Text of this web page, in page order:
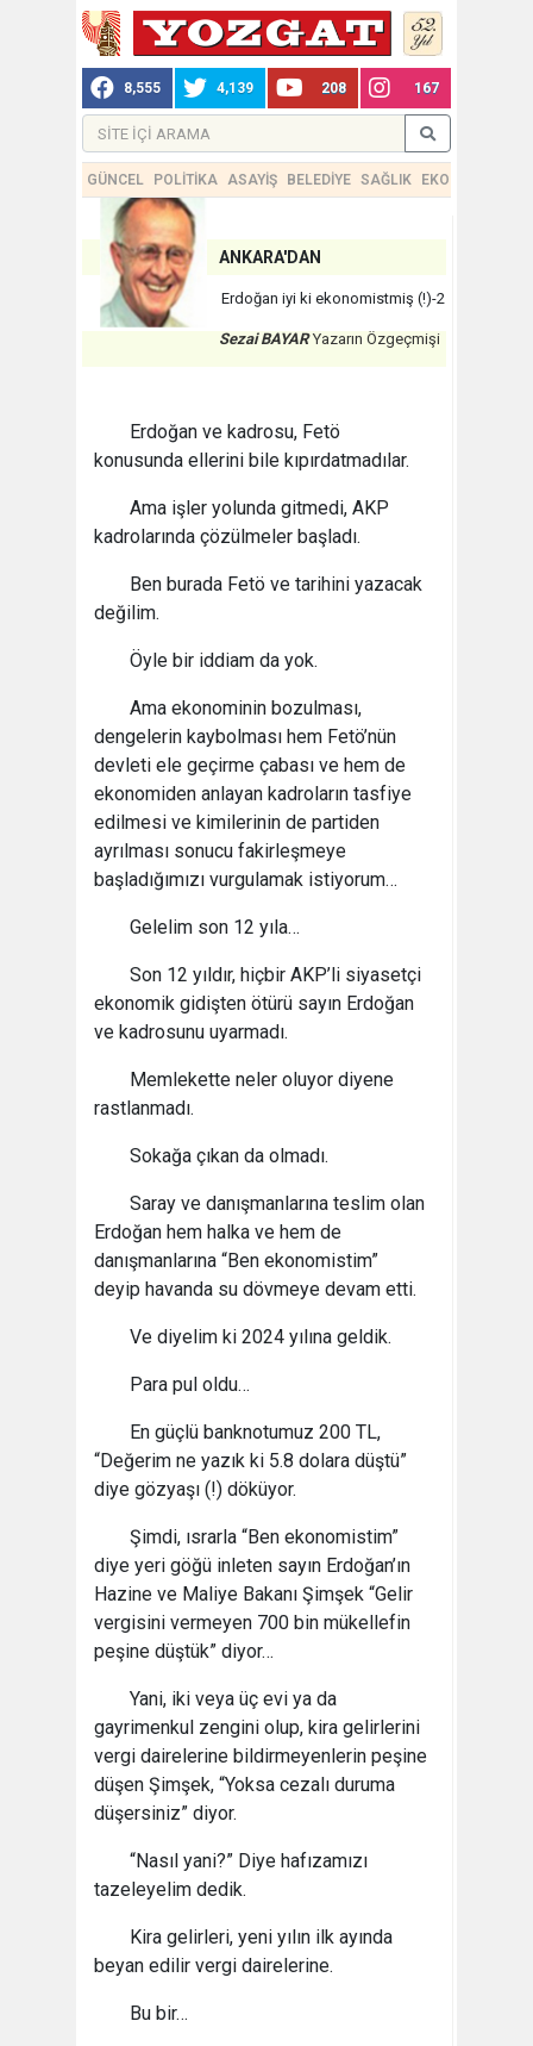
8,555 4,139 208 167
GÜNCEL POLİTİKA ASAYİŞ BELEDİYE SAĞLIK EKONOMİ
ANKARA'DAN
Erdoğan iyi ki ekonomistmiş (!)-2
Sezai BAYAR Yazarın Özgeçmişi
Erdoğan ve kadrosu, Fetö
konusunda ellerini bile kıpırdatmadılar.
Ama işler yolunda gitmedi, AKP
kadrolarında çözülmeler başladı.
Ben burada Fetö ve tarihini yazacak
değilim.
Öyle bir iddiam da yok.
Ama ekonominin bozulması,
dengelerin kaybolması hem Fetö’nün
devleti ele geçirme çabası ve hem de
ekonomiden anlayan kadroların tasfiye
edilmesi ve kimilerinin de partiden
ayrılması sonucu fakirleşmeye
başladığımızı vurgulamak istiyorum…
Gelelim son 12 yıla…
Son 12 yıldır, hiçbir AKP’li siyasetçi
ekonomik gidişten ötürü sayın Erdoğan
ve kadrosunu uyarmadı.
Memlekette neler oluyor diyene
rastlanmadı.
Sokağa çıkan da olmadı.
Saray ve danışmanlarına teslim olan
Erdoğan hem halka ve hem de
danışmanlarına “Ben ekonomistim”
deyip havanda su dövmeye devam etti.
Ve diyelim ki 2024 yılına geldik.
Para pul oldu…
En güçlü banknotumuz 200 TL,
“Değerim ne yazık ki 5.8 dolara düştü”
diye gözyaşı (!) döküyor.
Şimdi, ısrarla “Ben ekonomistim”
diye yeri göğü inleten sayın Erdoğan’ın
Hazine ve Maliye Bakanı Şimşek “Gelir
vergisini vermeyen 700 bin mükellefin
peşine düştük” diyor…
Yani, iki veya üç evi ya da
gayrimenkul zengini olup, kira gelirlerini
vergi dairelerine bildirmeyenlerin peşine
düşen Şimşek, “Yoksa cezalı duruma
düşersiniz” diyor.
“Nasıl yani?” Diye hafızamızı
tazeleyelim dedik.
Kira gelirleri, yeni yılın ilk ayında
beyan edilir vergi dairelerine.
Bu bir…